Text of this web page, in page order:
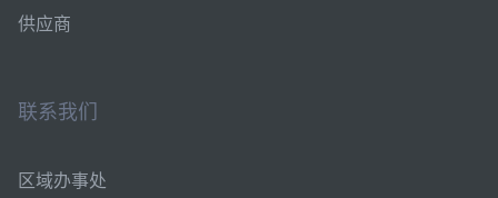
供应商
联系我们
区域办事处